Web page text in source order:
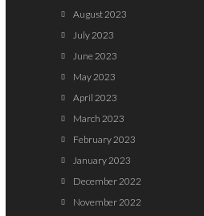
August 2023
July 2023
June 2023
May 2023
April 2023
March 2023
February 2023
January 2023
December 2022
November 2022